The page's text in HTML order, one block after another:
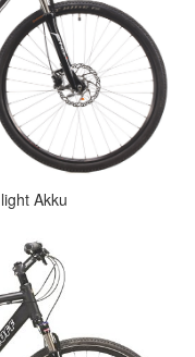
Akku